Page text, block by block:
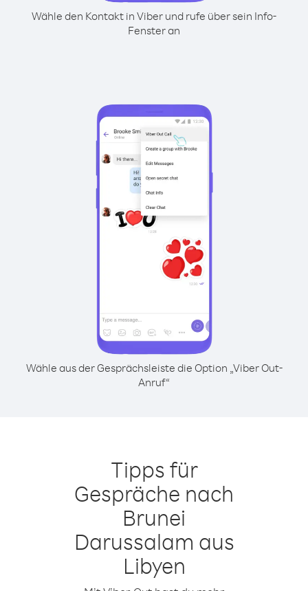
Wähle den Kontakt in Viber und rufe über sein Info-
Fenster an
Wähle aus der Gesprächsleiste die Option „Viber Out-
Anruf“
Tipps für
Gespräche nach
Brunei
Darussalam aus
Libyen